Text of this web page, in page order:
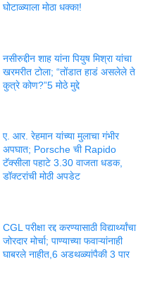
घोटाळ्याला मोठा धक्का!
नसीरुद्दीन शाह यांना पियुष मिश्रा यांचा
खरमरीत टोला; “तोंडात हाडं असलेले ते
कुत्रे कोण?”5 मोठे मुद्दे
ए. आर. रेहमान यांच्या मुलाचा गंभीर
अपघात; Porsche ची Rapido
टॅक्सीला पहाटे 3.30 वाजता धडक,
डॉक्टरांची मोठी अपडेट
CGL परीक्षा रद्द करण्यासाठी विद्यार्थ्यांचा
जोरदार मोर्चा; पाण्याच्या फवाऱ्यांनाही
घाबरले नाहीत,6 अडथळ्यांपैकी 3 पार